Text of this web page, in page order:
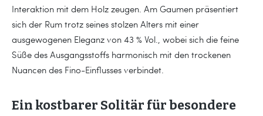
Interaktion mit dem Holz zeugen. Am Gaumen präsentiert
sich der Rum trotz seines stolzen Alters mit einer
ausgewogenen Eleganz von 43 % Vol., wobei sich die feine
Süße des Ausgangsstoffs harmonisch mit den trockenen
Nuancen des Fino-Einflusses verbindet.
Ein kostbarer Solitär für besondere